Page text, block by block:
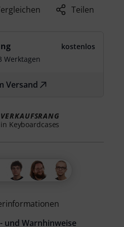
Teilen
kostenlos
Werktagen
Versand
VERKAUFSRANG
in Keyboardcases
und Warnhinweise